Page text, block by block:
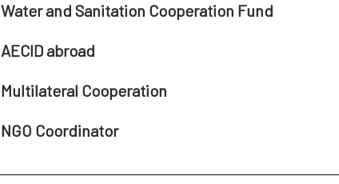
Water and Sanitation Cooperation Fund
AECID abroad
Multilateral Cooperation
NGO Coordinator